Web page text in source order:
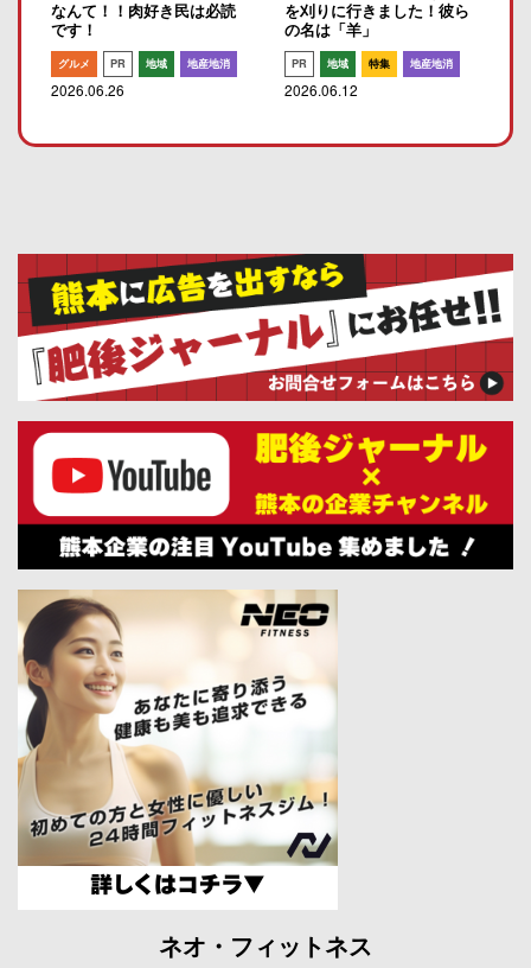
なんて！！肉好き民は必読
です！
グルメ PR 地域 地産地消
2026.06.26
を刈りに行きました！彼ら
の名は「羊」
PR 地域 特集 地産地消
2026.06.12
ネオ・フィットネス